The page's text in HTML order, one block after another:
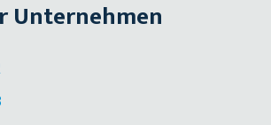
Unternehmen